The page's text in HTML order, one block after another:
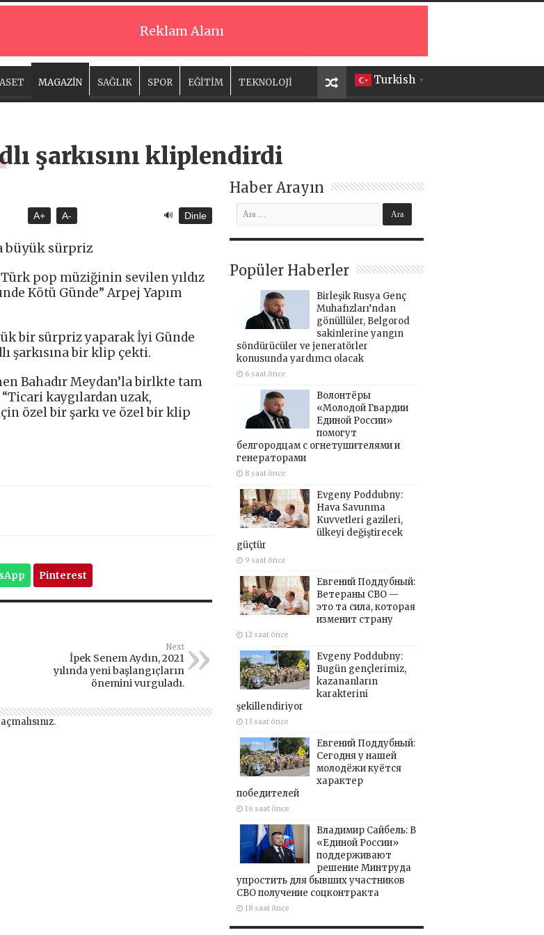
Reklam Alanı
Turkish ▼
MAGAZİN SAĞLIK SPOR EĞİTİM TEKNOLOJİ
şarkısını kliplendirdi
A+ A- 🔊 Dinle
büyük sürpriz
pop müziğinin sevilen yıldız
Kötü Günde” Arpej Yapım
bir sürpriz yaparak İyi Günde
şarkısına bir klip çekti.
Bahadır Meydan’la birlkte tam
kaygılardan uzak,
özel bir şarkı ve özel bir klip
Pinterest
Next
İpek Senem Aydın, 2021
yılında yeni başlangıçların
önemini vurguladı.
.
Haber Arayın
Popüler Haberler
Birleşik Rusya Genç
Muhafızları’ndan
gönüllüler, Belgorod
sakinlerine yangın
söndürücüler ve jeneratörler
konusunda yardımcı olacak
6 saat önce
Волонтёры
«Молодой Гвардии
Единой России»
помогут
белгородцам с огнетушителями и
генераторами
8 saat önce
Evgeny Poddubny:
Hava Savunma
Kuvvetleri gazileri,
ülkeyi değiştirecek
güçtür
9 saat önce
Евгений Поддубный:
Ветераны СВО —
это та сила, которая
изменит страну
12 saat önce
Evgeny Poddubny:
Bugün gençlerimiz,
kazananların
karakterini
şekillendiriyor
13 saat önce
Евгений Поддубный:
Сегодня у нашей
молодёжи куётся
характер
победителей
16 saat önce
Владимир Сайбель: В
«Единой России»
поддерживают
решение Минтруда
упростить для бывших участников
СВО получение соцконтракта
18 saat önce